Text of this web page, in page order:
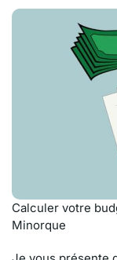
Calculer votre
Minorque